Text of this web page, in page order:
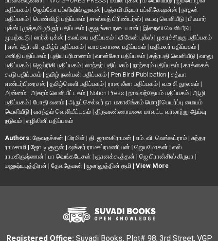
பதிப்பகம் | ஜெய்கோ பப்ளிஷிங் ஹவுஸ் | பஞ்சமி மீடியா பப்ளிகேஷன்ஸ் | நாதன்
பதிப்பகம் | பெண்விழி பதிப்பகம் | சாஸ்வத் பிரிண்டர்ஸ் | கடவு வெளியீடு | பீ ஃபார்
புக்ஸ் | முத்தமிழறிஞர் பதிப்பகம் | குலுங்கா நடையான் | இறைவி வெளியீடு |
முயற்கூடு | லார்க் புக்ஸ் | கலப்பை பதிப்பகம் | வீ கேன் புக்ஸ் | ழகரச்சிறகு பதிப்பகம்
| எஸ். ஆர். வி. தமிழ்ப் பதிப்பகம் | வாசகசாலை பதிப்பகம் | மதிமலர் பதிப்பகம் |
மனிதி பதிப்பகம் | புதிய பரிமாணம் | வான்கோ பதிப்பகம் | சத்ரபதி வெளியீடு | வாலு
பதிப்பகம் | ஜெய்ரிகி பதிப்பகம் | லாந்தர் பதிப்பகம் | நாற்கரம் பதிப்பகம் | காக்கைக்
கூடு பதிப்பகம் | தமிழ் நண்பன் பதிப்பகம் | Pen Bird Publication | சத்யா
எண்டர்பிரைசஸ் | தமிழ்வெளி பதிப்பகம் | ராஸ லீலா பதிப்பகம் | வ.உ.சி நூலகம் |
அன்னம் - அகரம் வெளியீட்டகம் | Notion Press | நாவலந்தேயம் பதிப்பகம் | ஆழி
பதிப்பகம் | போதி வனம் | அருட்செல்வர் நா. மகாலிங்கம் மொழிபெயர்ப்பு மையம்
வெளியீடு | வசந்தம் வெளியீட்டகம் | திருவண்ணாமலை மாவட்ட வரலாற்று ஆய்வு
நடுவம் | எழிலினி பதிப்பகம்
Authors: தேவதச்சன் | பிரமிள் | தி. ஜானகிராமன் | எம். வி. வெங்கட்ராம் | சுந்தர
ராமசாமி | ஜோ டி குரூஸ் | ஷங்கர் ராமசுப்ரமணியன் | ஜெயமோகன் | எஸ்
ராமகிருஷ்ணன் | பா வெங்கடேசன் | ஞானக்கூத்தன் | ஜெ பிரான்சிஸ் கிருபா |
மனுஷ்யபுத்திரன் | தேவதேவன் | ஜலாலுத்தின் ரூமி | View More
Registered Office: Suvadi Books, Plot# 98, 3rd Street, VGP